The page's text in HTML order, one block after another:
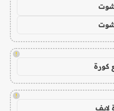
شوت
شوت
!
كورة
!
لايف